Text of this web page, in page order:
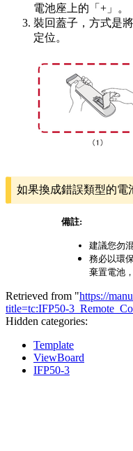
電池座上的「+」。
裝回蓋子，方式是
定位。
如果換成錯誤類型的電
備註:
建議您勿
務必以環
棄置電池
Retrieved from "https://
title=tc:IFP50-
Hidden categories:
Template
ViewBoard
IFP50-3